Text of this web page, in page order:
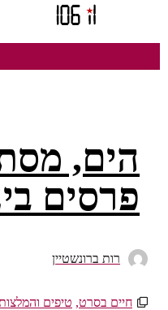
הים,
פרסים
רות ברונשטיין
חיים בסרט, טיפים